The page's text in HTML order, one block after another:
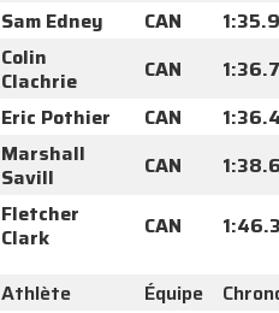
Sam Edney CAN
Colin
Clachrie
CAN
Eric Pothier CAN
Marshall
Savill
CAN
Fletcher
Clark
CAN
Athlète Équipe